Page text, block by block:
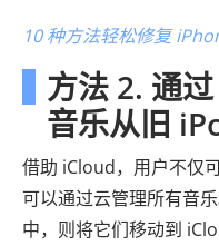
10 种方法轻松修复
方法 2. 通
音乐从旧
借助 iCloud，用户不仅
可以通过云管理所有音
中，则将它们移动到